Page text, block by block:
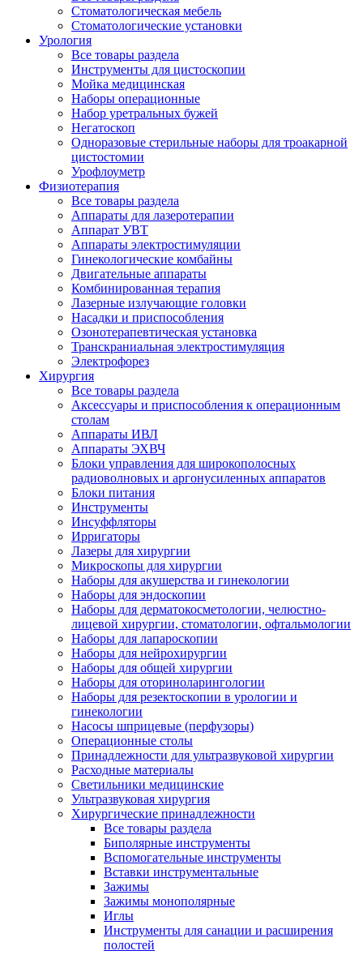
Стоматологическая мебель
Стоматологические установки
Урология
Все товары раздела
Инструменты для цистоскопии
Мойка медицинская
Наборы операционные
Набор уретральных бужей
Негатоскоп
Одноразовые стерильные наборы для троакарной
цистостомии
Урофлоуметр
Физиотерапия
Все товары раздела
Аппараты для лазеротерапии
Аппарат УВТ
Аппараты электростимуляции
Гинекологические комбайны
Двигательные аппараты
Комбинированная терапия
Лазерные излучающие головки
Насадки и приспособления
Озонотерапевтическая установка
Транскраниальная электростимуляция
Электрофорез
Хирургия
Все товары раздела
Аксессуары и приспособления к операционным
столам
Аппараты ИВЛ
Аппараты ЭХВЧ
Блоки управления для широкополосных
радиоволновых и аргонусиленных аппаратов
Блоки питания
Инструменты
Инсуффляторы
Ирригаторы
Лазеры для хирургии
Микроскопы для хирургии
Наборы для акушерства и гинекологии
Наборы для эндоскопии
Наборы для дерматокосметологии, челюстно-
лицевой хирургии, стоматологии, офтальмологии
Наборы для лапароскопии
Наборы для нейрохирургии
Наборы для общей хирургии
Наборы для оториноларингологии
Наборы для резектоскопии в урологии и
гинекологии
Насосы шприцевые (перфузоры)
Операционные столы
Принадлежности для ультразвуковой хирургии
Расходные материалы
Светильники медицинские
Ультразвуковая хирургия
Хирургические принадлежности
Все товары раздела
Биполярные инструменты
Вспомогательные инструменты
Вставки инструментальные
Зажимы
Зажимы монополярные
Иглы
Инструменты для санации и расширения
полостей